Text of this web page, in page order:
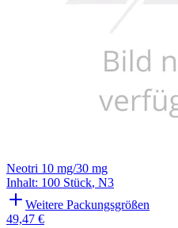
Neotri 10 mg/30 mg
Inhalt: 100 Stück, N3
Weitere Packungsgrößen
49,47 €